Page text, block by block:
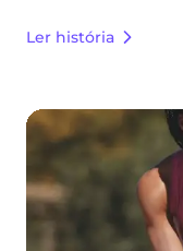
Ler história